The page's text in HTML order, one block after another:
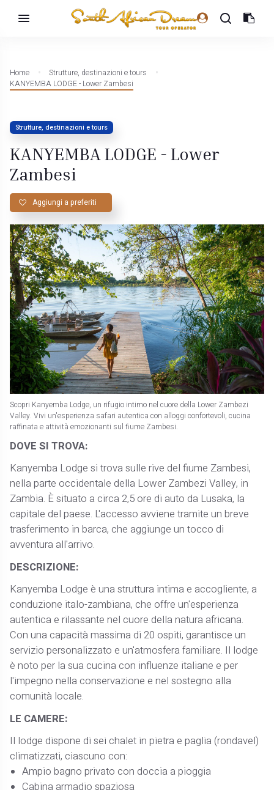
Home
Strutture, destinazioni e tours
KANYEMBA LODGE - Lower Zambesi
Strutture, destinazioni e tours
KANYEMBA LODGE - Lower
Zambesi
Aggiungi a preferiti
Scopri Kanyemba Lodge, un rifugio intimo nel cuore della Lower Zambezi
Valley. Vivi un'esperienza safari autentica con alloggi confortevoli, cucina
raffinata e attività emozionanti sul fiume Zambesi.
DOVE SI TROVA:
Kanyemba Lodge si trova sulle rive del fiume Zambesi,
nella parte occidentale della Lower Zambezi Valley, in
Zambia. È situato a circa 2,5 ore di auto da Lusaka, la
capitale del paese. L'accesso avviene tramite un breve
trasferimento in barca, che aggiunge un tocco di
avventura all'arrivo.
DESCRIZIONE:
Kanyemba Lodge è una struttura intima e accogliente, a
conduzione italo-zambiana, che offre un'esperienza
autentica e rilassante nel cuore della natura africana.
Con una capacità massima di 20 ospiti, garantisce un
servizio personalizzato e un'atmosfera familiare. Il lodge
è noto per la sua cucina con influenze italiane e per
l'impegno nella conservazione e nel sostegno alla
comunità locale.
LE CAMERE:
Il lodge dispone di sei chalet in pietra e paglia (rondavel)
climatizzati, ciascuno con:
Ampio bagno privato con doccia a pioggia
Cabina armadio spaziosa